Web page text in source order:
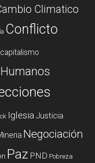
Climatico
Conflicto
Iglesia Justicia
Negociación
Paz PND Pobreza